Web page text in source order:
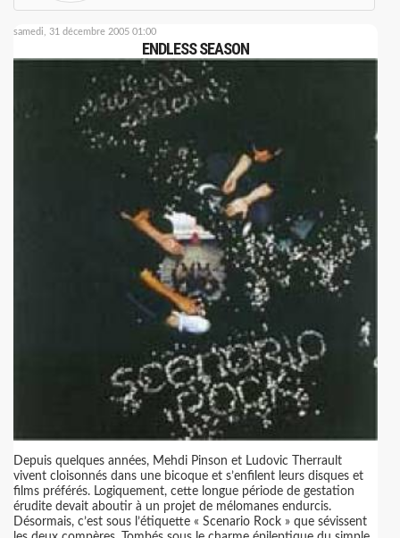
samedi, 31 décembre 2005 01:00
ENDLESS SEASON
Depuis quelques années, Mehdi Pinson et Ludovic Therrault
vivent cloisonnés dans une bicoque et s’enfilent leurs disques et
films préférés. Logiquement, cette longue période de gestation
érudite devait aboutir à un projet de mélomanes endurcis.
Désormais, c’est sous l’étiquette « Scenario Rock » que sévissent